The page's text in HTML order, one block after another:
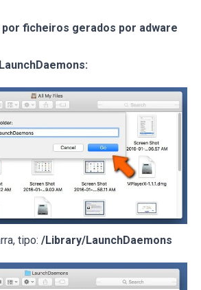
ficheiros gerados por adware
tipo: /Library/LaunchDaemons